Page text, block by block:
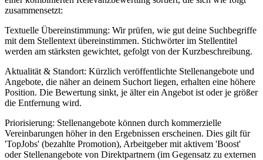
zusammensetzt:
Textuelle Übereinstimmung: Wir prüfen, wie gut deine Suchbegriffe
mit dem Stellentext übereinstimmen. Stichwörter im Stellentitel
werden am stärksten gewichtet, gefolgt von der Kurzbeschreibung.
Aktualität & Standort: Kürzlich veröffentlichte Stellenangebote und
Angebote, die näher an deinem Suchort liegen, erhalten eine höhere
Position. Die Bewertung sinkt, je älter ein Angebot ist oder je größer
die Entfernung wird.
Priorisierung: Stellenangebote können durch kommerzielle
Vereinbarungen höher in den Ergebnissen erscheinen. Dies gilt für
'TopJobs' (bezahlte Promotion), Arbeitgeber mit aktivem 'Boost'
oder Stellenangebote von Direktpartnern (im Gegensatz zu externen